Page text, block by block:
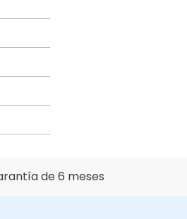
de 6 meses